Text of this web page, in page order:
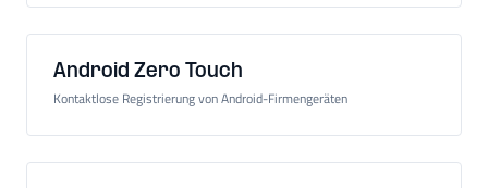
Android Zero Touch
Kontaktlose Registrierung von Android-Firmengeräten